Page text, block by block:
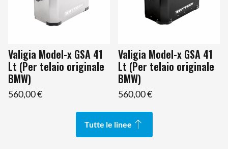
Valigia Model-x GSA 41
Lt (Per telaio originale
BMW)
560,00 €
Valigia Model-x GSA 41
Lt (Per telaio originale
BMW)
560,00 €
Tutte le linee